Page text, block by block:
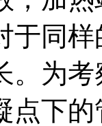
于同
。为考
点下的